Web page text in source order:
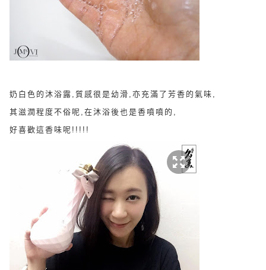
奶白色的沐浴露,質感很是幼滑,亦充滿了芳香的氣味,
其滋潤程度不俗呢,在沐浴後也是香噴噴的,
好喜歡這香味呢!!!!!